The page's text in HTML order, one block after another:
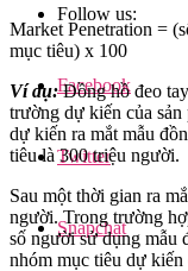
Follow us:
Facebook
Twitter
Snapchat
Market Penetration =
mục tiêu) x 100
Ví dụ:Đồng hồ đeo
trường dự kiến của
dự kiến ra mắt mẫu
tiêu là 300 triệu người.
Sau một thời gian ra
người. Trong trường
số người sử dụng mẫu
nhóm mục tiêu dự